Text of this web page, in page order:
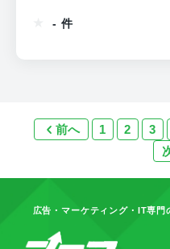
- 件
前へ 1 2 3
広告・マーケティング・IT専門